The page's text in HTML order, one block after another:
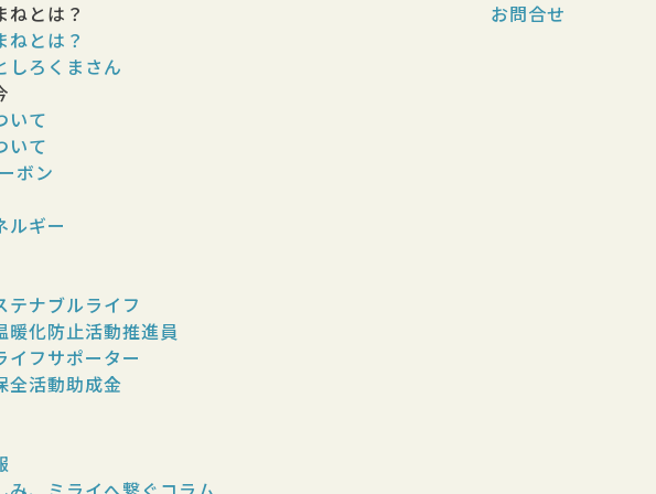
ねとは？
ねとは？
しろくまさん
いて
いて
ボン
ルギー
テナブルライフ
暖化防止活動推進員
イフサポーター
全活動助成金
お問合せ
目指すこと
在、日本は
、社会シス